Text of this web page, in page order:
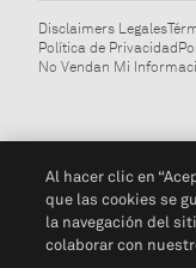
Disclaimers Legales
Política de Privacidad
No Vendan Mi
Al hacer clic en
que las cookies se
la navegación del
colaborar con